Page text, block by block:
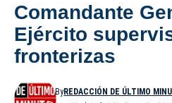
Comandante
Ejército
fronterizas
ByREDACCIÓN DE ÚLTIMO